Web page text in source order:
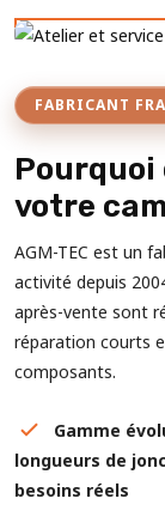
FABRICANT
Pourquoi
votre
AGM-TEC est un
activité depuis
après-vente sont
réparation courts
composants.
Gamme
longueurs de
besoins réels